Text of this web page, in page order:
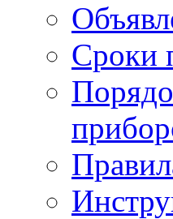
Сроки